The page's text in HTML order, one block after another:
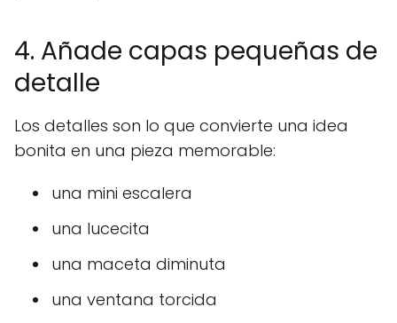
4. Añade capas pequeñas de
detalle
Los detalles son lo que convierte una idea
bonita en una pieza memorable:
una mini escalera
una lucecita
una maceta diminuta
una ventana torcida